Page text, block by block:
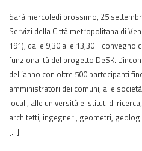
Sarà mercoledì prossimo, 25
Servizi della Città metropolitana di
191), dalle 9,30 alle 13,30 il convegno
funzionalità del progetto DeSK.
dell’anno con oltre 500 partecipanti
amministratori dei comuni, alle
locali, alle università e istituti di
architetti, ingegneri, geometri,
[…]